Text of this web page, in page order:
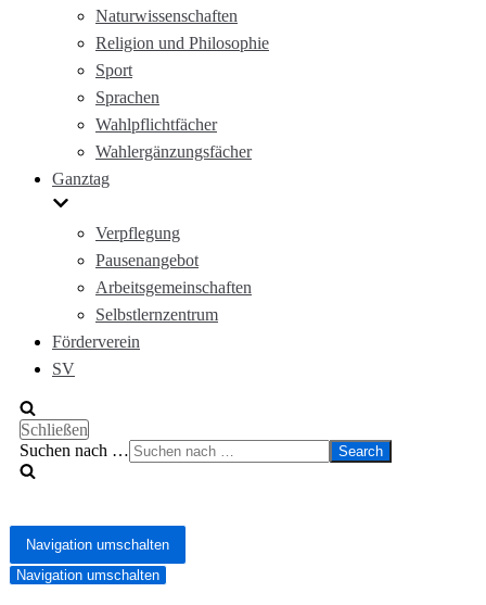
Naturwissenschaften
Religion und Philosophie
Sport
Sprachen
Wahlpflichtfächer
Wahlergänzungsfächer
Ganztag
Verpflegung
Pausenangebot
Arbeitsgemeinschaften
Selbstlernzentrum
Förderverein
SV
Schließen
Suchen nach …
Navigation umschalten
Navigation umschalten